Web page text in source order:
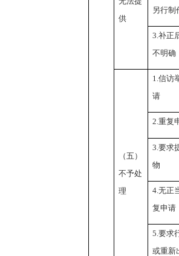
供
另行制
3.补正
不明确
（五）
不予处
理
1.信访
请
2.重复
3.要求
物
4.无正
复申请
5.要求
或重新